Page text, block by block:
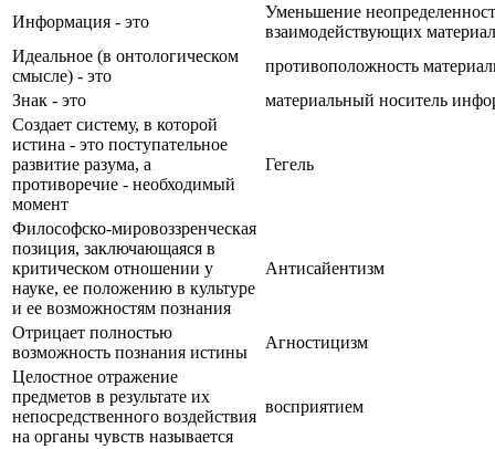
Информация - это
Уменьшение
взаимодействующих
Идеальное (в онтологическом
смысле) - это
противоположность
Знак - это
материальный носитель
Создает систему, в которой
истина - это поступательное
развитие разума, а
противоречие - необходимый
момент
Гегель
Философско-мировоззренческая
позиция, заключающаяся в
критическом отношении у
науке, ее положению в культуре
и ее возможностям познания
Антисайентизм
Отрицает полностью
возможность познания истины
Агностицизм
Целостное отражение
предметов в результате их
непосредственного воздействия
на органы чувств называется
восприятием